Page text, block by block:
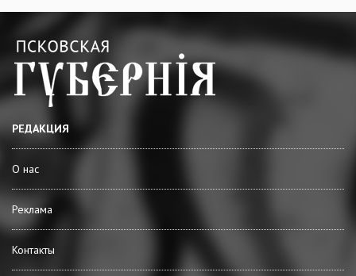
РЕДАКЦИЯ
О нас
Реклама
Контакты